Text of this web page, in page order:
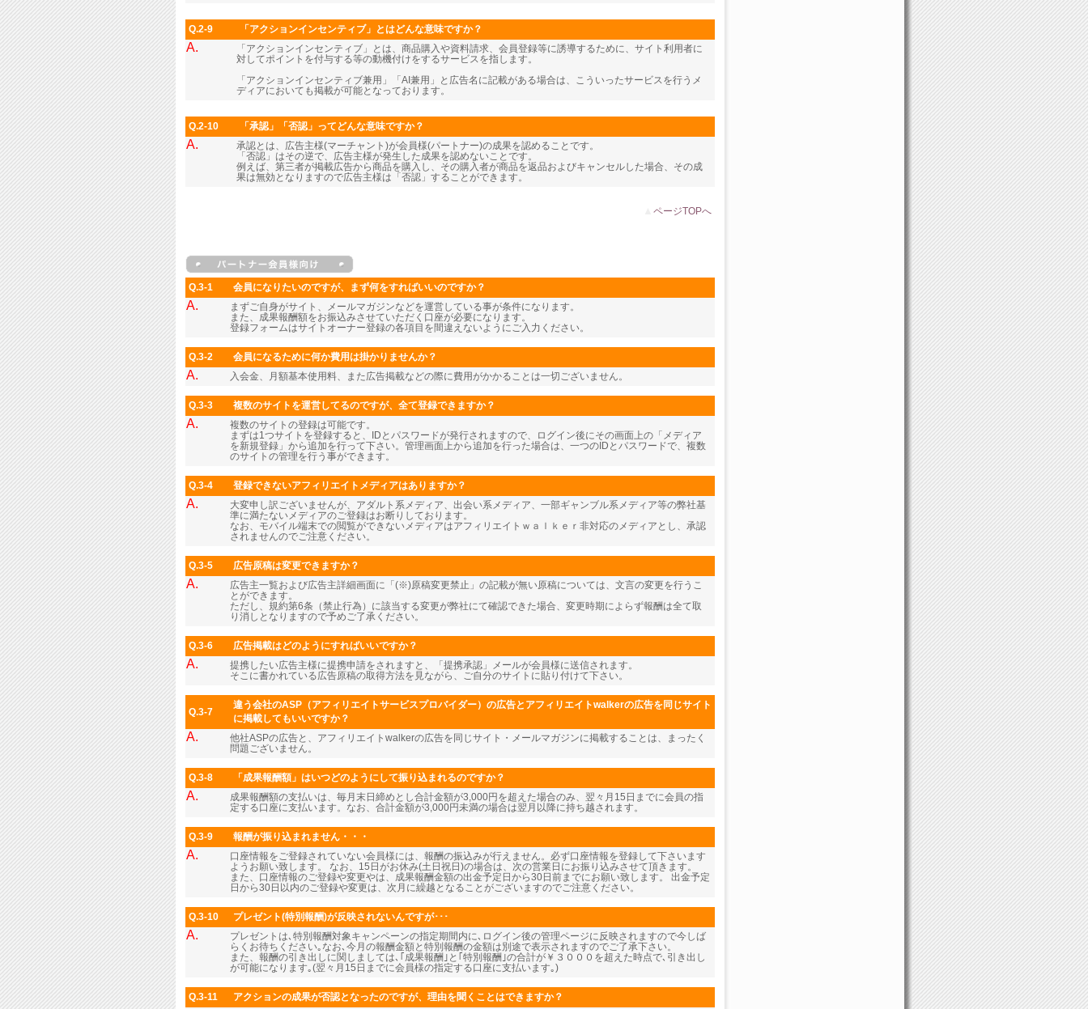
Q.2-9 「アクションインセンティブ」とはどんな意味ですか？
A.
「アクションインセンティブ」とは、商品購入や資料請求、会員登録等に誘導するために、サイト利用者に
対してポイントを付与する等の動機付けをするサービスを指します。
「アクションインセンティブ兼用」「AI兼用」と広告名に記載がある場合は、こういったサービスを行うメ
ディアにおいても掲載が可能となっております。
Q.2-10 「承認」「否認」ってどんな意味ですか？
A.
承認とは、広告主様(マーチャント)が会員様(パートナー)の成果を認めることです。
「否認」はその逆で、広告主様が発生した成果を認めないことです。
例えば、第三者が掲載広告から商品を購入し、その購入者が商品を返品およびキャンセルした場合、その成
果は無効となりますので広告主様は「否認」することができます。
ページTOPへ
Q.3-1 会員になりたいのですが、まず何をすればいいのですか？
A.
まずご自身がサイト、メールマガジンなどを運営している事が条件になります。
また、成果報酬額をお振込みさせていただく口座が必要になります。
登録フォームはサイトオーナー登録の各項目を間違えないようにご入力ください。
Q.3-2 会員になるために何か費用は掛かりませんか？
A. 入会金、月額基本使用料、また広告掲載などの際に費用がかかることは一切ございません。
Q.3-3 複数のサイトを運営してるのですが、全て登録できますか？
A.
複数のサイトの登録は可能です。
まずは1つサイトを登録すると、IDとパスワードが発行されますので、ログイン後にその画面上の「メディア
を新規登録」から追加を行って下さい。管理画面上から追加を行った場合は、一つのIDとパスワードで、複数
のサイトの管理を行う事ができます。
Q.3-4 登録できないアフィリエイトメディアはありますか？
A.
大変申し訳ございませんが、アダルト系メディア、出会い系メディア、一部ギャンブル系メディア等の弊社基
準に満たないメディアのご登録はお断りしております。
なお、モバイル端末での閲覧ができないメディアはアフィリエイトｗａｌｋｅｒ非対応のメディアとし、承認
されませんのでご注意ください。
Q.3-5 広告原稿は変更できますか？
A.
広告主一覧および広告主詳細画面に「(※)原稿変更禁止」の記載が無い原稿については、文言の変更を行うこ
とができます。
ただし、規約第6条（禁止行為）に該当する変更が弊社にて確認できた場合、変更時期によらず報酬は全て取
り消しとなりますので予めご了承ください。
Q.3-6 広告掲載はどのようにすればいいですか？
A.
提携したい広告主様に提携申請をされますと、「提携承認」メールが会員様に送信されます。
そこに書かれている広告原稿の取得方法を見ながら、ご自分のサイトに貼り付けて下さい。
Q.3-7
違う会社のASP（アフィリエイトサービスプロバイダー）の広告とアフィリエイトwalkerの広告を同じサイト
に掲載してもいいですか？
A.
他社ASPの広告と、アフィリエイトwalkerの広告を同じサイト・メールマガジンに掲載することは、まったく
問題ございません。
Q.3-8 「成果報酬額」はいつどのようにして振り込まれるのですか？
A.
成果報酬額の支払いは、毎月末日締めとし合計金額が3,000円を超えた場合のみ、翌々月15日までに会員の指
定する口座に支払います。なお、合計金額が3,000円未満の場合は翌月以降に持ち越されます。
Q.3-9 報酬が振り込まれません・・・
A.
口座情報をご登録されていない会員様には、報酬の振込みが行えません。必ず口座情報を登録して下さいます
ようお願い致します。 なお、15日がお休み(土日祝日)の場合は、次の営業日にお振り込みさせて頂きます。
また、口座情報のご登録や変更やは、成果報酬金額の出金予定日から30日前までにお願い致します。 出金予定
日から30日以内のご登録や変更は、次月に繰越となることがございますのでご注意ください。
Q.3-10 プレゼント(特別報酬)が反映されないんですが･･･
A.
プレゼントは､特別報酬対象キャンペーンの指定期間内に､ログイン後の管理ページに反映されますので今しば
らくお待ちください｡なお､今月の報酬金額と特別報酬の金額は別途で表示されますのでご了承下さい。
また、報酬の引き出しに関しましては､｢成果報酬｣と｢特別報酬｣の合計が￥３０００を超えた時点で､引き出し
が可能になります｡(翌々月15日までに会員様の指定する口座に支払います｡)
Q.3-11 アクションの成果が否認となったのですが、理由を聞くことはできますか？